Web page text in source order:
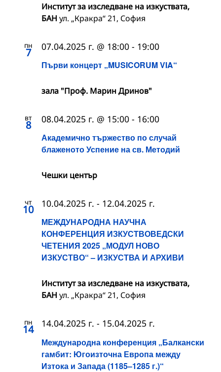
Институт за изследване на изкуствата,
БАН ул. „Кракра“ 21, София
пн
7
Първи концерт „MUSICORUM VIA“
07.04.2025 г. @ 18:00 - 19:00
зала "Проф. Марин Дринов"
вт
8
Академично тържество по случай
блаженото Успение на св. Методий
08.04.2025 г. @ 15:00 - 16:00
Чешки център
чт
10
МЕЖДУНАРОДНА НАУЧНА
КОНФЕРЕНЦИЯ ИЗКУСТВОВЕДСКИ
ЧЕТЕНИЯ 2025 „МОДУЛ НОВО
ИЗКУСТВО“ – ИЗКУСТВА И АРХИВИ
10.04.2025 г. - 12.04.2025 г.
Институт за изследване на изкуствата,
БАН ул. „Кракра“ 21, София
пн
14
Международна конференция „Балкански
гамбит: Югоизточна Европа между
Изтока и Запада (1185–1285 г.)“
14.04.2025 г. - 15.04.2025 г.